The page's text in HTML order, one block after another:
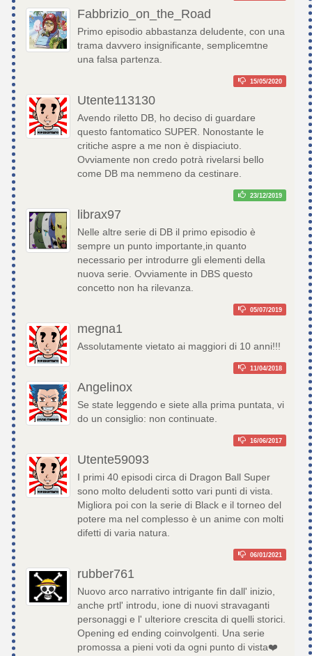
Fabbrizio_on_the_Road
Primo episodio abbastanza deludente, con una
trama davvero insignificante, semplicemtne
una falsa partenza.
15/05/2020
Utente113130
Avendo riletto DB, ho deciso di guardare
questo fantomatico SUPER. Nonostante le
critiche aspre a me non è dispiaciuto.
Ovviamente non credo potrà rivelarsi bello
come DB ma nemmeno da cestinare.
23/12/2019
librax97
Nelle altre serie di DB il primo episodio è
sempre un punto importante,in quanto
necessario per introdurre gli elementi della
nuova serie. Ovviamente in DBS questo
concetto non ha rilevanza.
05/07/2019
megna1
Assolutamente vietato ai maggiori di 10 anni!!!
11/04/2018
Angelinox
Se state leggendo e siete alla prima puntata, vi
do un consiglio: non continuate.
16/06/2017
Utente59093
I primi 40 episodi circa di Dragon Ball Super
sono molto deludenti sotto vari punti di vista.
Migliora poi con la serie di Black e il torneo del
potere ma nel complesso è un anime con molti
difetti di varia natura.
06/01/2021
rubber761
Nuovo arco narrativo intrigante fin dall' inizio,
anche prtl' introdu, ione di nuovi stravaganti
personaggi e l' ulteriore crescita di quelli storici.
Opening ed ending coinvolgenti. Una serie
promossa a pieni voti da ogni punto di vista❤️